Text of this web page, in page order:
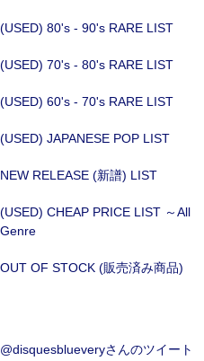
(USED) 80's - 90's RARE LIST
(USED) 70's - 80's RARE LIST
(USED) 60's - 70's RARE LIST
(USED) JAPANESE POP LIST
NEW RELEASE (新譜) LIST
(USED) CHEAP PRICE LIST ～All
Genre
OUT OF STOCK (販売済み商品)
@disquesblueveryさんのツイート